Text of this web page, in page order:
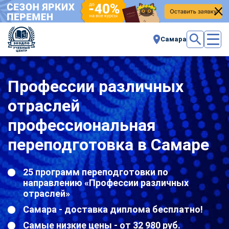
Самара
Профессии различных
отраслей
профессиональная
переподготовка в Самаре
25 программ переподготовки по
направлению «Профессии различных
отраслей»
Самара - доставка диплома бесплатно!
Самые низкие цены - от 32 980 руб.